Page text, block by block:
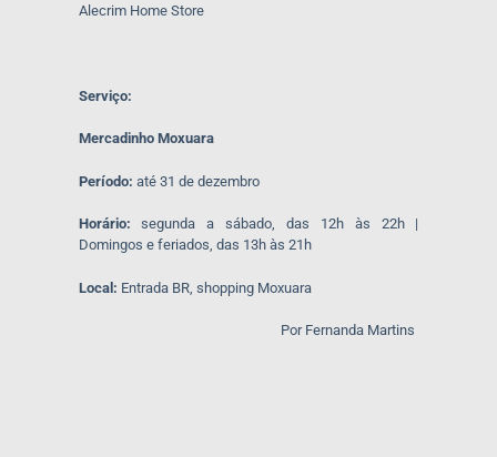
Alecrim Home Store
Serviço:
Mercadinho Moxuara
Período: até 31 de dezembro
Horário: segunda a sábado, das 12h às 22h |
Domingos e feriados, das 13h às 21h
Local: Entrada BR, shopping Moxuara
Por Fernanda Martins